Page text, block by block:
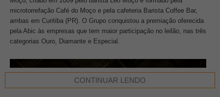
microtorrefação Café do Moço e pela cafeteria Barista Coffee Bar,
ambas em Curitiba (PR). O Grupo conquistou a premiação oferecida
pela Abic às empresas que tem maior participação no leilão, nas três
categorias Ouro, Diamante e Especial.
CONTINUAR LENDO